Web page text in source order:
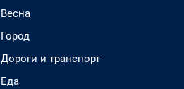
Весна
Город
Дороги и транспорт
Еда